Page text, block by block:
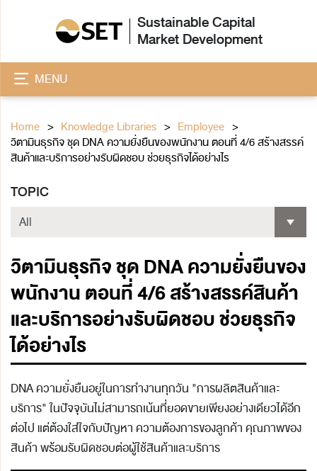
Sustainable Capital
Market Development
MENU
Home Knowledge Libraries
Employee
วิตามินธุรกิจ ชุด DNA ความยั่งยืนของพนักงาน ตอนที่ 4/6 สร้างสรรค์
สินค้าและบริการอย่างรับผิดชอบ ช่วยธุรกิจได้อย่างไร
TOPIC
วิตามินธุรกิจ ชุด DNA ความยั่งยืนของ
พนักงาน ตอนที่ 4/6 สร้างสรรค์สินค้า
และบริการอย่างรับผิดชอบ ช่วยธุรกิจ
ได้อย่างไร
DNA ความยั่งยืนอยู่ในการทำงานทุกวัน "การผลิตสินค้าและ
บริการ" ในปัจจุบันไม่สามารถเน้นที่ยอดขายเพียงอย่างเดียวได้อีก
ต่อไป แต่ต้องใส่ใจกับปัญหา ความต้องการของลูกค้า คุณภาพของ
สินค้า พร้อมรับผิดชอบต่อผู้ใช้สินค้าและบริการ